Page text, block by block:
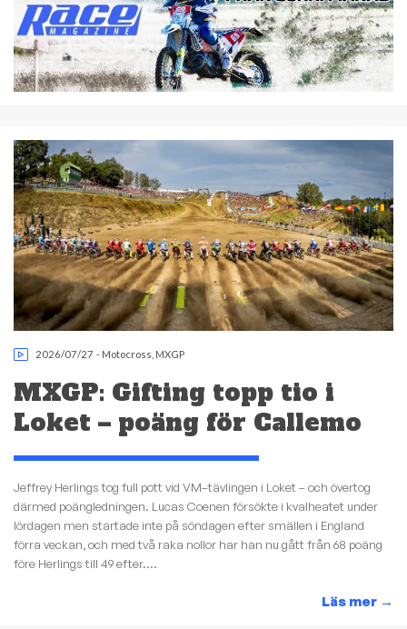
2026/07/27 - Motocross MXGP
MXGP: Gifting topp tio i
Loket – poäng för Callemo
Jeffrey Herlings tog full pott vid VM–tävlingen i Loket – och övertog
därmed poängledningen. Lucas Coenen försökte i kvalheatet under
lördagen men startade inte på söndagen efter smällen i England
förra veckan, och med två raka nollor har han nu gått från 68 poäng
före Herlings till 49 efter....
Läs mer →